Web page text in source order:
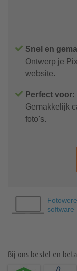
Snel en
Ontwerp je
website.
Perfect voor:
Gemakkelijk
foto's.
software
Bij ons bestel en